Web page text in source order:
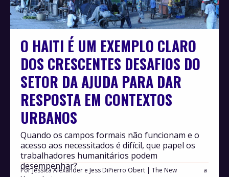
O HAITI É UM EXEMPLO CLARO
DOS CRESCENTES DESAFIOS DO
SETOR DA AJUDA PARA DAR
RESPOSTA EM CONTEXTOS
URBANOS
PorJessica Alexander e Jess DiPierro Obert | The New
Quando os campos formais não funcionam e o
acesso aos necessitados é difícil, que papel os
trabalhadores humanitários podem
desempenhar?